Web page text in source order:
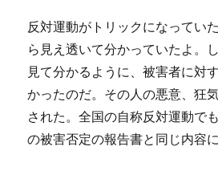
反対運動がトリックになってい
ら見え透いて分かっていたよ。
見て分かるように、被害者に対
かったのだ。その人の悪意、狂
された。全国の自称反対運動で
の被害否定の報告書と同じ内容